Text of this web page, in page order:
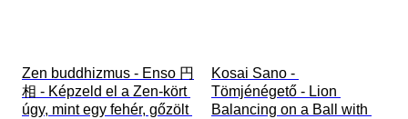
Zen buddhizmus - Enso 円
相 - Képzeld el a Zen-kört
úgy, mint egy fehér, gőzölt
Kosai Sano -
Tömjénégető - Lion
Balancing on a Ball with